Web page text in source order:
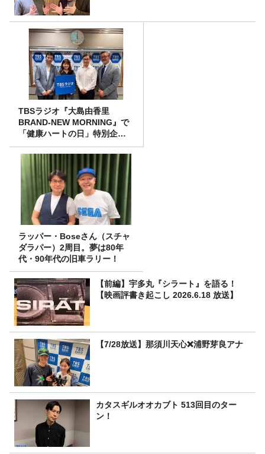
TBSラジオ『大島由香里
BRAND-NEW MORNING』で
「健康ハートの日」特別企画
を8/10（月）に放送
ラッパー・Boseさん（スチャ
ダラパー）2周目。夢は80年
代・90年代の旧車ラリー！
【前編】宇多丸『シラート』を語る！
【映画評書き起こし 2026.6.18 放送】
【7/28放送】那須川天心❌浦野芽良アナ
カタスギルオオカブト 513回目のター
ン！